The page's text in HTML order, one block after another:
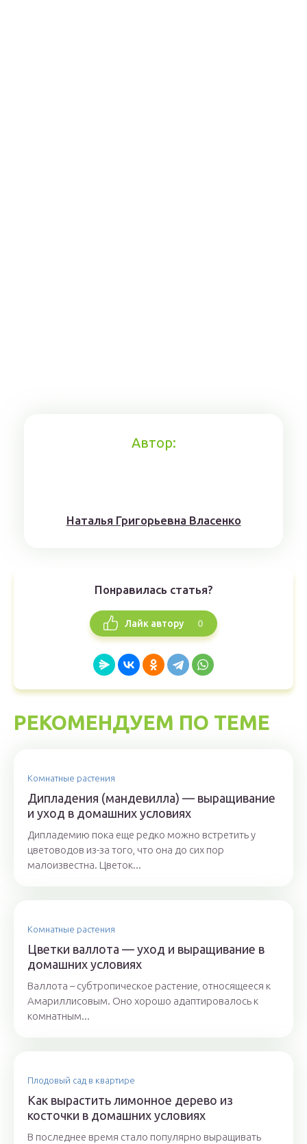
Автор:
Наталья Григорьевна Власенко
Понравилась статья?
Лайк автору 0
РЕКОМЕНДУЕМ ПО ТЕМЕ
Комнатные растения
Дипладения (мандевилла) — выращивание
и уход в домашних условиях
Дипладемию пока еще редко можно встретить у
цветоводов из-за того, что она до сих пор
малоизвестна. Цветок...
Комнатные растения
Цветки валлота — уход и выращивание в
домашних условиях
Валлота – субтропическое растение, относящееся к
Амариллисовым. Оно хорошо адаптировалось к
комнатным...
Плодовый сад в квартире
Как вырастить лимонное дерево из
косточки в домашних условиях
В последнее время стало популярно выращивать